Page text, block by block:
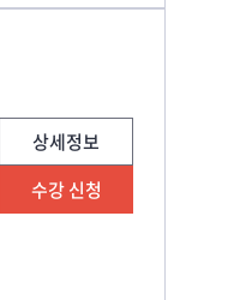
상세정보
수강 신청